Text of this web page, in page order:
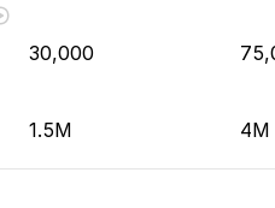
30,000
1.5M 4M